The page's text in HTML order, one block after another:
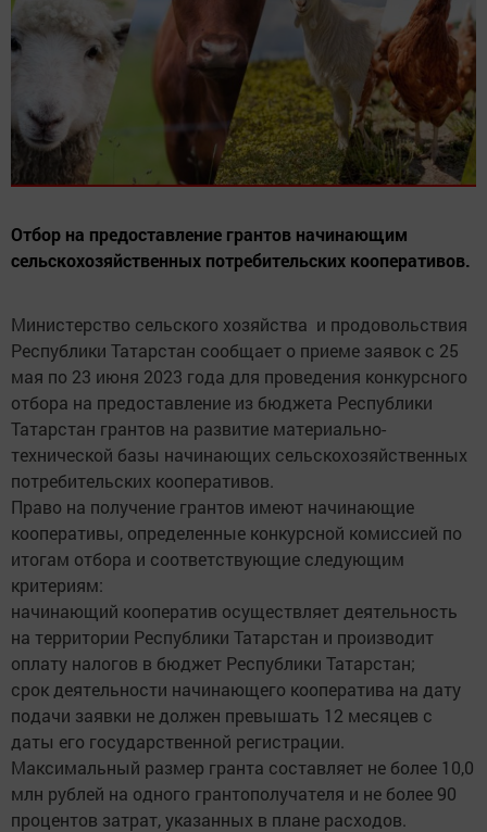
Отбор на предоставление грантов начинающим
сельскохозяйственных потребительских кооперативов.
Министерство сельского хозяйства и продовольствия
Республики Татарстан сообщает о приеме заявок с 25
мая по 23 июня 2023 года для проведения конкурсного
отбора на предоставление из бюджета Республики
Татарстан грантов на развитие материально-
технической базы начинающих сельскохозяйственных
потребительских кооперативов.
Право на получение грантов имеют начинающие
кооперативы, определенные конкурсной комиссией по
итогам отбора и соответствующие следующим
критериям:
начинающий кооператив осуществляет деятельность
на территории Республики Татарстан и производит
оплату налогов в бюджет Республики Татарстан;
срок деятельности начинающего кооператива на дату
подачи заявки не должен превышать 12 месяцев с
даты его государственной регистрации.
Максимальный размер гранта составляет не более 10,0
млн рублей на одного грантополучателя и не более 90
процентов затрат, указанных в плане расходов.